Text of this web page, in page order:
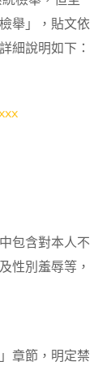
舉」，貼文依
細說明如下：
包含對本人不
性別羞辱等，
章節，明定禁